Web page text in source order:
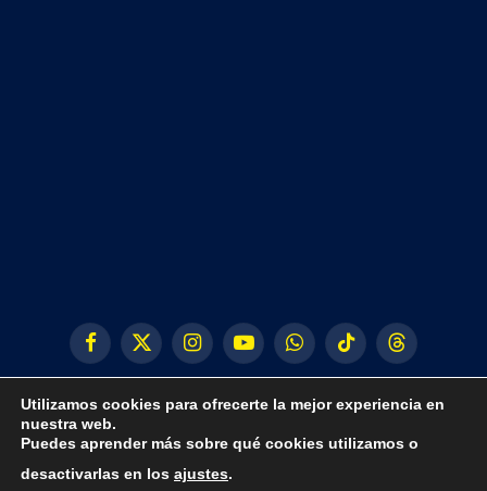
Facebook
X
(Twitter)
InstagramYouTubeWhatsAppTikTokThreads
© 2024 CLUB FÚTBOL SALA PEÑÍSCOLA
Utilizamos cookies para ofrecerte la mejor experiencia en
nuestra web.
Puedes aprender más sobre qué cookies utilizamos o
desactivarlas en los ajustes.